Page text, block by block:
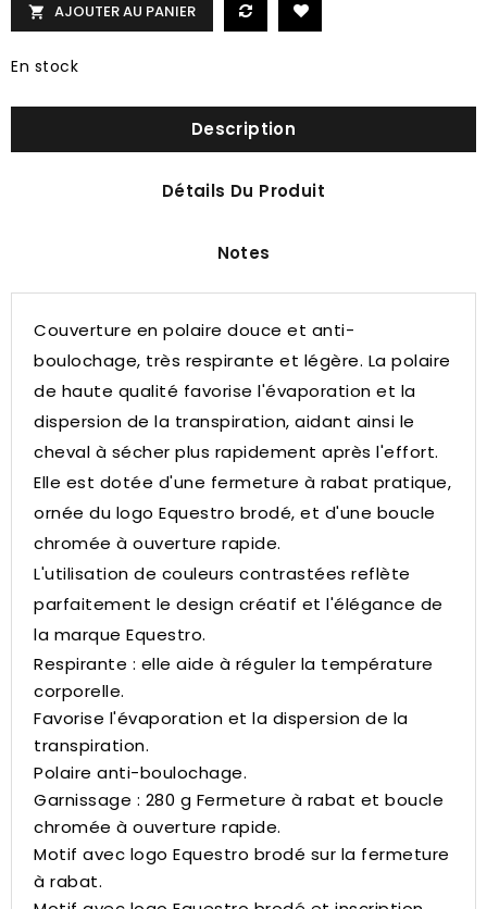
 AJOUTER AU PANIER
En stock
Description
Détails Du Produit
Notes
Couverture en polaire douce et anti-
boulochage, très respirante et légère. La polaire
de haute qualité favorise l'évaporation et la
dispersion de la transpiration, aidant ainsi le
cheval à sécher plus rapidement après l'effort.
Elle est dotée d'une fermeture à rabat pratique,
ornée du logo Equestro brodé, et d'une boucle
chromée à ouverture rapide.
L'utilisation de couleurs contrastées reflète
parfaitement le design créatif et l'élégance de
la marque Equestro.
Respirante : elle aide à réguler la température
corporelle.
Favorise l'évaporation et la dispersion de la
transpiration.
Polaire anti-boulochage.
Garnissage : 280 g Fermeture à rabat et boucle
chromée à ouverture rapide.
Motif avec logo Equestro brodé sur la fermeture
à rabat.